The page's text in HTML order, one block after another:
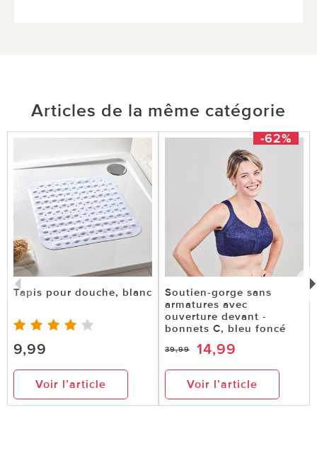
Articles de la même catégorie
Tapis pour douche, blanc
9,99
Voir l’article
-62%
Soutien-gorge sans
armatures avec
ouverture devant -
bonnets C, bleu foncé
39,99 14,99
Voir l’article